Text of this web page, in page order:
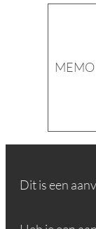
MEMO
Dit is een